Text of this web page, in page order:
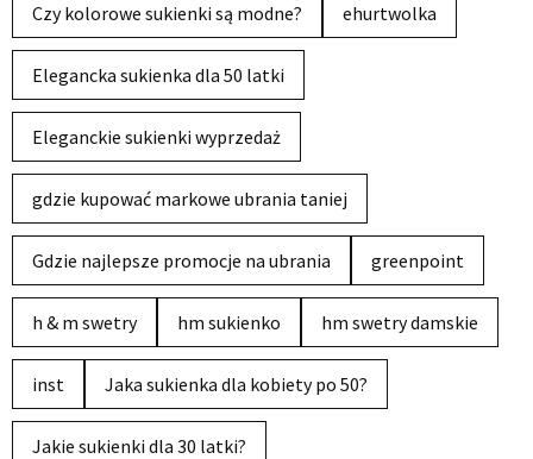
Czy kolorowe sukienki są modne? ehurtwolka
Elegancka sukienka dla 50 latki
Eleganckie sukienki wyprzedaż
gdzie kupować markowe ubrania taniej
Gdzie najlepsze promocje na ubrania greenpoint
h & m swetry hm sukienko hm swetry damskie
inst Jaka sukienka dla kobiety po 50?
Jakie sukienki dla 30 latki?